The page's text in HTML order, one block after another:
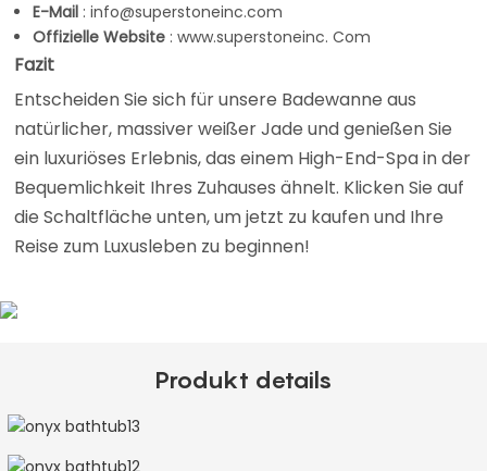
E-Mail :info@superstoneinc.com
Offizielle Website :www.superstoneinc. Com
Fazit
Entscheiden Sie sich für unsere Badewanne aus
natürlicher, massiver weißer Jade und genießen Sie
ein luxuriöses Erlebnis, das einem High-End-Spa in der
Bequemlichkeit Ihres Zuhauses ähnelt. Klicken Sie auf
die Schaltfläche unten, um jetzt zu kaufen und Ihre
Reise zum Luxusleben zu beginnen!
Produkt details